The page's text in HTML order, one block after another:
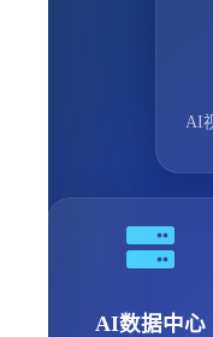
AI
AI数据中心